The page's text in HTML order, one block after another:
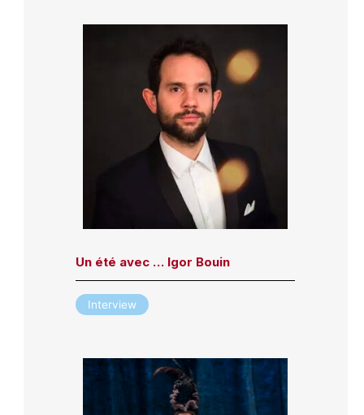
Un été avec … Igor Bouin
Interview